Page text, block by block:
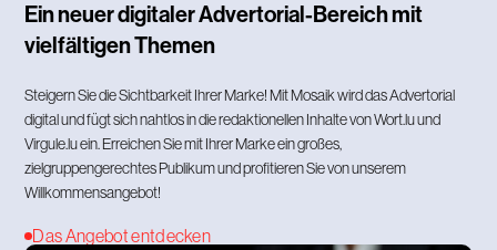
Ein neuer digitaler Advertorial-Bereich mit
vielfältigen Themen
Steigern Sie die Sichtbarkeit Ihrer Marke! Mit Mosaik wird das Advertorial
digital und fügt sich nahtlos in die redaktionellen Inhalte von Wort.lu und
Virgule.lu ein. Erreichen Sie mit Ihrer Marke ein großes,
zielgruppengerechtes Publikum und profitieren Sie von unserem
Willkommensangebot!
Das Angebot entdecken